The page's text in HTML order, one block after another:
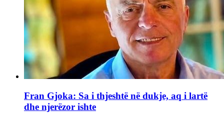
Fran Gjoka: Sa i thjeshtë në dukje, aq i lartë
dhe njerëzor ishte